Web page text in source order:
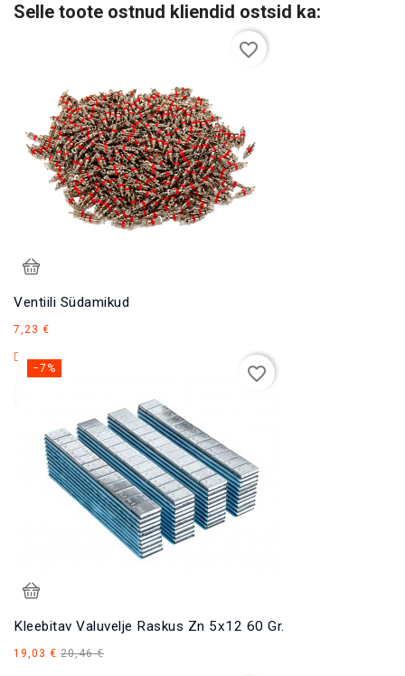
Selle toote ostnud kliendid ostsid ka:
Ventiili Südamikud
7,23 €
favorite_border
−7%
Kleebitav Valuvelje Raskus Zn 5x12 60 Gr.
19,03 € Tavahind
20,46 €Hind
favorite_border